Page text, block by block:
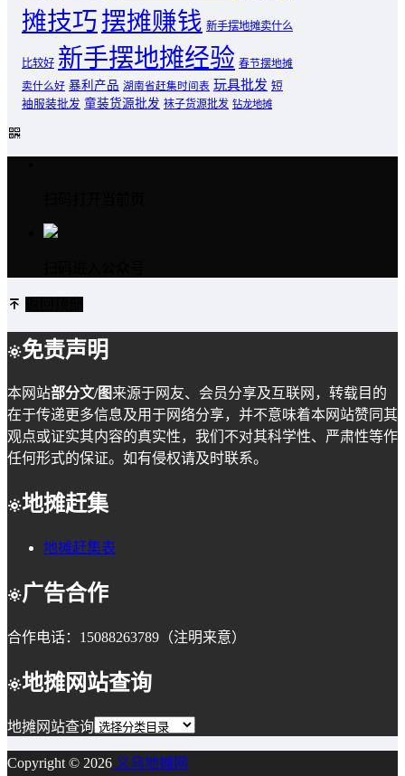
摊技巧摆摊赚钱 新手摆地摊卖什么
比较好 新手摆地摊经验 春节摆地摊
卖什么好 暴利产品 湖南省赶集时间表 玩具批发 短
袖服装批发 童装货源批发 袜子货源批发 钻龙地摊
免责声明
本网站部分文/图来源于网友、会员分享及互联网，转载目的
在于传递更多信息及用于网络分享，并不意味着本网站赞同其
观点或证实其内容的真实性，我们不对其科学性、严肃性等作
任何形式的保证。如有侵权请及时联系。
地摊赶集
地摊赶集表
广告合作
合作电话：15088263789（注明来意）
地摊网站查询
地摊网站查询
Copyright © 2026 义乌地摊网